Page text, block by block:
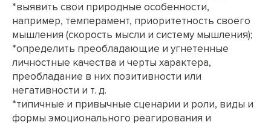
*выявить свои природные особенности,
например, темперамент, приоритетность своего
мышления (скорость мысли и систему мышления);
*определить преобладающие и угнетенные
личностные качества и черты характера,
преобладание в них позитивности или
негативности и т. д.
*типичные и привычные сценарии и роли, виды и
формы эмоционального реагирования и